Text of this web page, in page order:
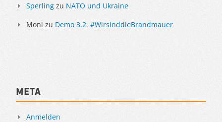
Sperling zu NATO und Ukraine
Moni zu Demo 3.2. #WirsinddieBrandmauer
Meta
Anmelden